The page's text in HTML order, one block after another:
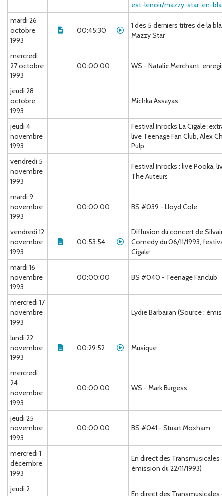
est-lenoir/mazzy-star-en-
mardi 26
octobre
1993
00:45:30
1 des 5 derniers titres de la
Mazzy Star
mercredi
27 octobre
1993
00:00:00 WS - Natalie Merchant,
jeudi 28
octobre
1993
Michka Assayas
jeudi 4
novembre
1993
Festival Inrocks La Cigale
live Teenage Fan Club, Alex
Pulp,
vendredi 5
novembre
1993
Festival Inrocks : live Pooka,
The Auteurs
mardi 9
novembre
1993
00:00:00 BS #039 - Lloyd Cole
vendredi 12
novembre
1993
00:53:54
Diffusion du concert de
Comedy du 06/11/1993,
Cigale
mardi 16
novembre
1993
00:00:00 BS #040 - Teenage Fanclub
mercredi 17
novembre
1993
Lydie Barbarian (Source :
lundi 22
novembre
1993
00:29:52 Musique
mercredi
24
novembre
1993
00:00:00 WS - Mark Burgess
jeudi 25
novembre
1993
00:00:00 BS #041 - Stuart Moxham
mercredi 1
décembre
1993
En direct des Transmusicales
émission du 22/11/1993)
jeudi 2
En direct des Transmusicales